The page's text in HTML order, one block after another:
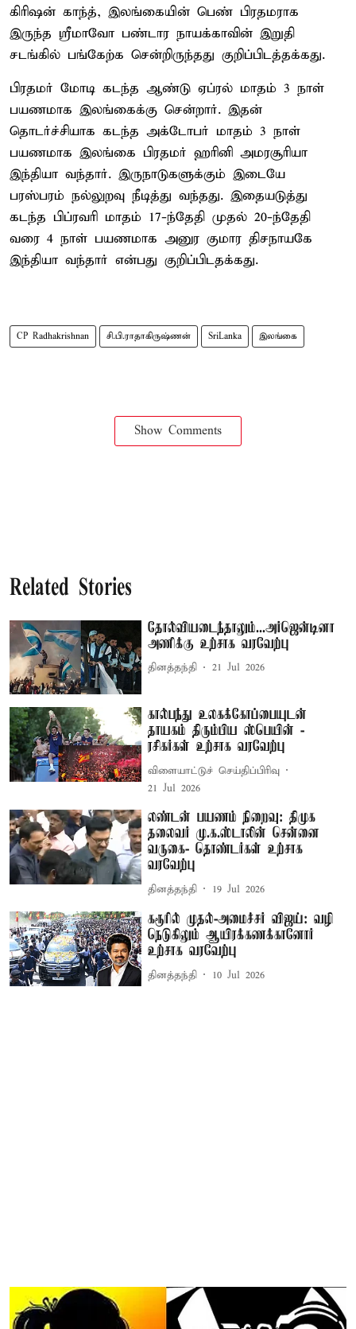
கிரிஷன் காந்த், இலங்கையின் பெண் பிரதமராக
இருந்த ஸ்ரீமாவோ பண்டார நாயக்காவின் இறுதி
சடங்கில் பங்கேற்க சென்றிருந்தது குறிப்பிடத்தக்கது.
பிரதமர் மோடி கடந்த ஆண்டு ஏப்ரல் மாதம் 3 நாள்
பயணமாக இலங்கைக்கு சென்றார். இதன்
தொடர்ச்சியாக கடந்த அக்டோபர் மாதம் 3 நாள்
பயணமாக இலங்கை பிரதமர் ஹரினி அமரசூரியா
இந்தியா வந்தார். இருநாடுகளுக்கும் இடையே
பரஸ்பரம் நல்லுறவு நீடித்து வந்தது. இதையடுத்து
கடந்த பிப்ரவரி மாதம் 17-ந்தேதி முதல் 20-ந்தேதி
வரை 4 நாள் பயணமாக அனுர குமார திசநாயகே
இந்தியா வந்தார் என்பது குறிப்பிடதக்கது.
CP Radhakrishnan சி.பி.ராதாகிருஷ்ணன் SriLanka இலங்கை
Show Comments
Related Stories
தோல்வியடைந்தாலும்...அர்ஜென்டினா
அணிக்கு உற்சாக வரவேற்பு
தினத்தந்தி 21 Jul 2026
கால்பந்து உலகக்கோப்பையுடன்
தாயகம் திரும்பிய ஸ்பெயின் -
ரசிகர்கள் உற்சாக வரவேற்பு
விளையாட்டுச் செய்திப்பிரிவு
21 Jul 2026
லண்டன் பயணம் நிறைவு: திமுக
தலைவர் மு.க.ஸ்டாலின் சென்னை
வருகை- தொண்டர்கள் உற்சாக
வரவேற்பு
தினத்தந்தி 19 Jul 2026
கரூரில் முதல்-அமைச்சர் விஜய்: வழி
நெடுகிலும் ஆயிரக்கணக்கானோர்
உற்சாக வரவேற்பு
தினத்தந்தி 10 Jul 2026